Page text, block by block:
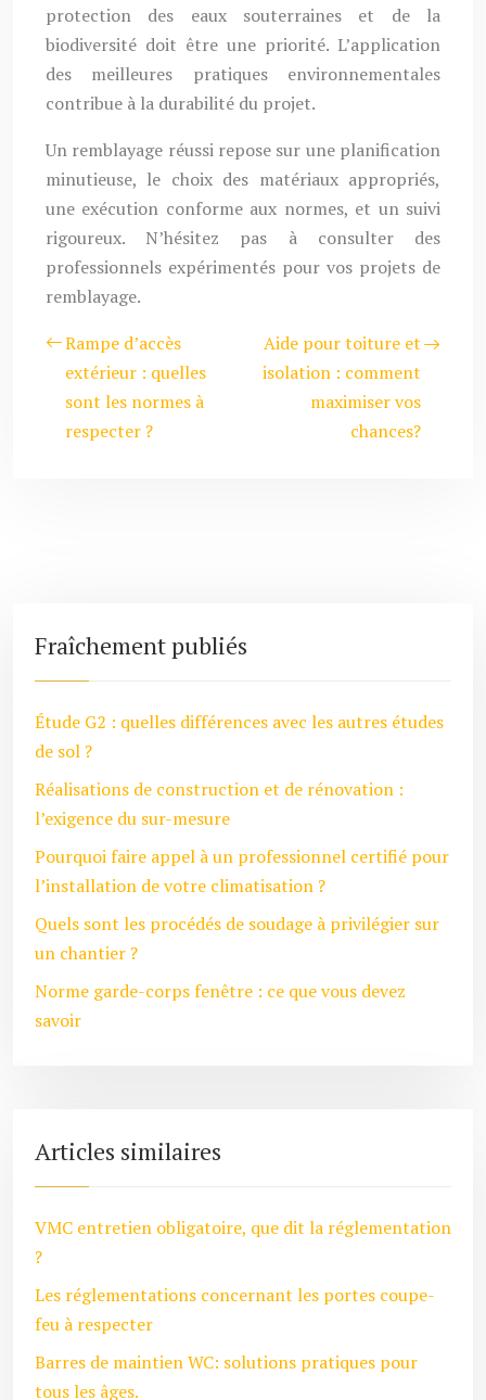
protection des eaux souterraines et de la
biodiversité doit être une priorité. L’application
des meilleures pratiques environnementales
contribue à la durabilité du projet.
Un remblayage réussi repose sur une planification
minutieuse, le choix des matériaux appropriés,
une exécution conforme aux normes, et un suivi
rigoureux. N’hésitez pas à consulter des
professionnels expérimentés pour vos projets de
remblayage.
Rampe d’accès
extérieur : quelles
sont les normes à
respecter ?
Aide pour toiture et
isolation : comment
maximiser vos
chances?
Fraîchement publiés
Étude G2 : quelles différences avec les autres études
de sol ?
Réalisations de construction et de rénovation :
l’exigence du sur-mesure
Pourquoi faire appel à un professionnel certifié pour
l’installation de votre climatisation ?
Quels sont les procédés de soudage à privilégier sur
un chantier ?
Norme garde-corps fenêtre : ce que vous devez
savoir
Articles similaires
VMC entretien obligatoire, que dit la réglementation
?
Les réglementations concernant les portes coupe-
feu à respecter
Barres de maintien WC: solutions pratiques pour
tous les âges.